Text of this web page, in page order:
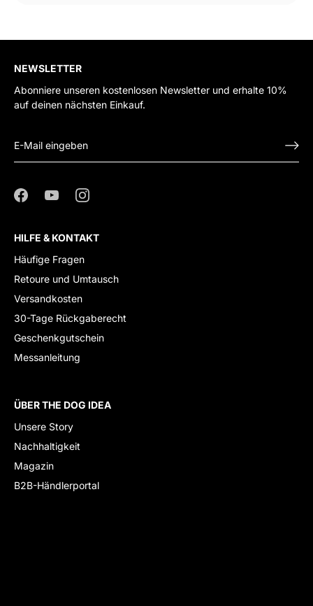
NEWSLETTER
Abonniere unseren kostenlosen Newsletter und erhalte 10%
auf deinen nächsten Einkauf.
HILFE & KONTAKT
Häufige Fragen
Retoure und Umtausch
Versandkosten
30-Tage Rückgaberecht
Geschenkgutschein
Messanleitung
ÜBER THE DOG IDEA
Unsere Story
Nachhaltigkeit
Magazin
B2B-Händlerportal